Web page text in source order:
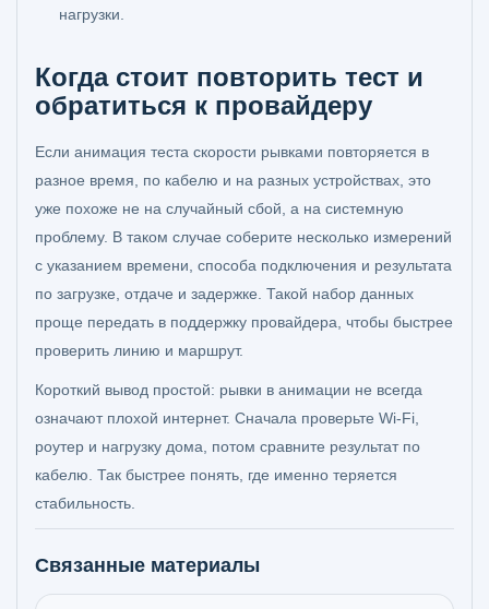
нагрузки.
Когда стоит повторить тест и
обратиться к провайдеру
Если анимация теста скорости рывками повторяется в
разное время, по кабелю и на разных устройствах, это
уже похоже не на случайный сбой, а на системную
проблему. В таком случае соберите несколько измерений
с указанием времени, способа подключения и результата
по загрузке, отдаче и задержке. Такой набор данных
проще передать в поддержку провайдера, чтобы быстрее
проверить линию и маршрут.
Короткий вывод простой: рывки в анимации не всегда
означают плохой интернет. Сначала проверьте Wi-Fi,
роутер и нагрузку дома, потом сравните результат по
кабелю. Так быстрее понять, где именно теряется
стабильность.
Связанные материалы